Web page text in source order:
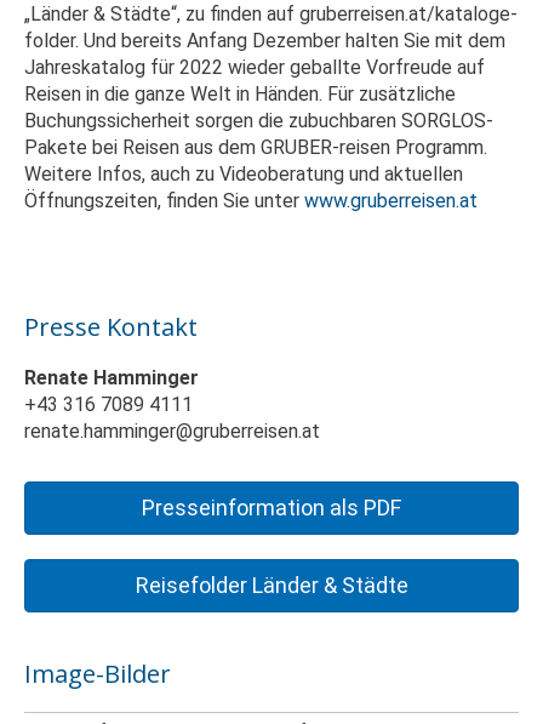
„Länder & Städte“, zu finden auf gruberreisen.at/kataloge-
folder. Und bereits Anfang Dezember halten Sie mit dem
Jahreskatalog für 2022 wieder geballte Vorfreude auf
Reisen in die ganze Welt in Händen. Für zusätzliche
Buchungssicherheit sorgen die zubuchbaren SORGLOS-
Pakete bei Reisen aus dem GRUBER-reisen Programm.
Weitere Infos, auch zu Videoberatung und aktuellen
Öffnungszeiten, finden Sie unter www.gruberreisen.at
Presse Kontakt
Renate Hamminger
+43 316 7089 4111
renate.hamminger@gruberreisen.at
Presseinformation als PDF
Reisefolder Länder & Städte
Image-Bilder